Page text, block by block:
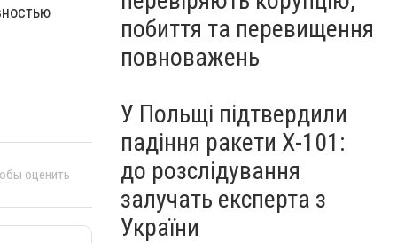
оценить
побиття та перевищення
повноважень
У Польщі підтвердили
падіння ракети Х-101:
до розслідування
залучать експерта з
України